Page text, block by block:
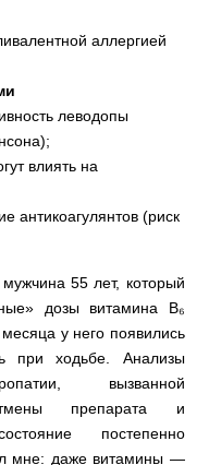
аллергией
леводопы
влиять на
антикоагулянтов (риск
55 лет, который
дозы витамина В₆
у него появились
при ходьбе. Анализы
вызванной
препарата и
постепенно
мне: даже витамины —